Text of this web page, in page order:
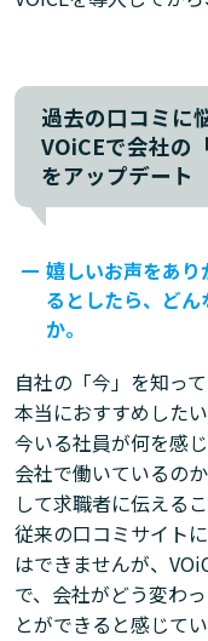
過去の口コミに
VOiCEで会社の
をアップデート
嬉しいお声をあ
るとしたら、ど
か。
自社の「今」を知っ
本当におすすめしたい
今いる社員が何を感
会社で働いているの
して求職者に伝える
従来の口コミサイト
はできませんが、
で、会社がどう変わ
とができると感じてい